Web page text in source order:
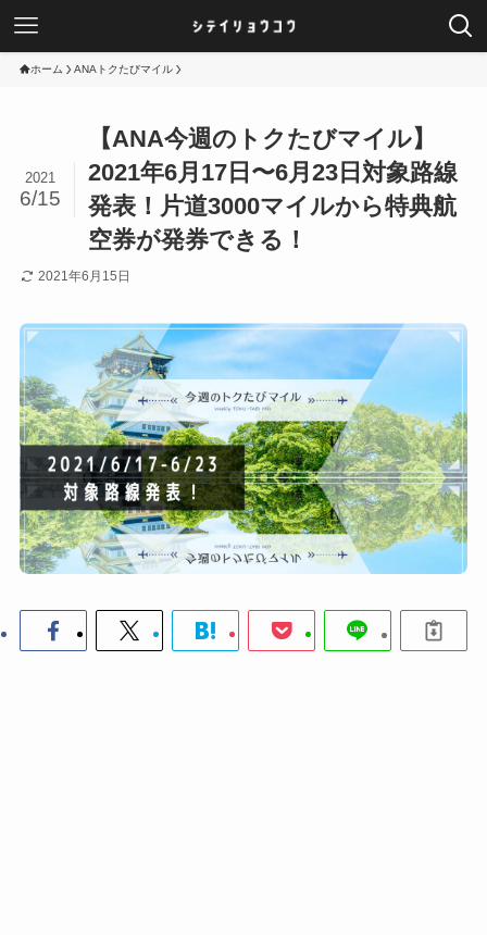
ホーム ANAトクたびマイル
【ANA今週のトクたびマイル】
2021年6月17日〜6月23日対象路線
発表！片道3000マイルから特典航
空券が発券できる！
2021
6/15
2021年6月15日